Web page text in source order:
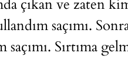
çıkan ve zaten
saçımı.
Sırtıma